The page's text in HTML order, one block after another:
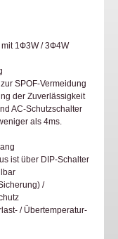
1Ф3W / 3Ф4W
SPOF-Vermeidung
der Zuverlässigkeit
AC-Schutzschalter
als 4ms.
ist über DIP-Schalter
/
/ Übertemperatur-